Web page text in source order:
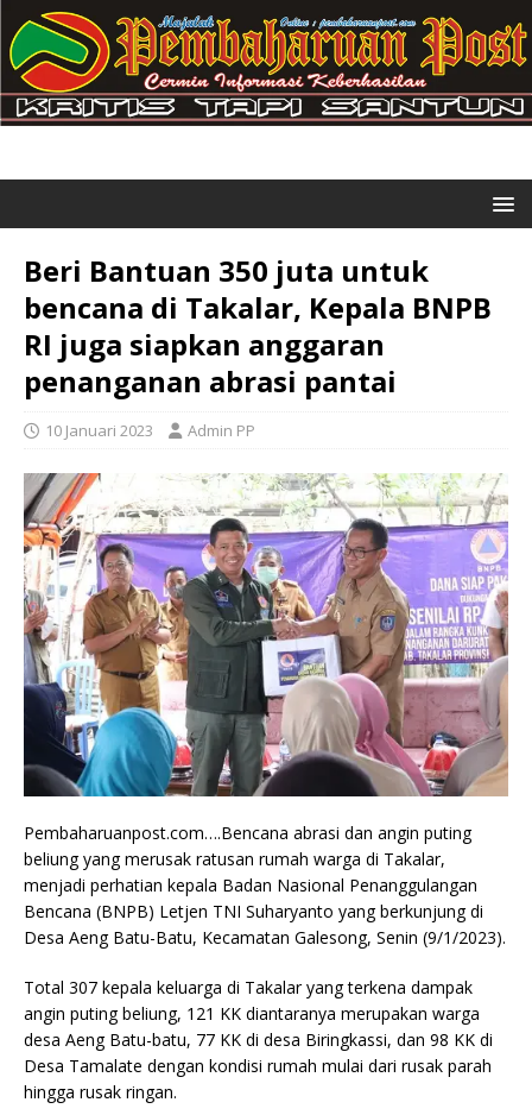
Beri Bantuan 350 juta untuk
bencana di Takalar, Kepala BNPB
RI juga siapkan anggaran
penanganan abrasi pantai
10 Januari 2023 Admin PP
Pembaharuanpost.com….Bencana abrasi dan angin puting
beliung yang merusak ratusan rumah warga di Takalar,
menjadi perhatian kepala Badan Nasional Penanggulangan
Bencana (BNPB) Letjen TNI Suharyanto yang berkunjung di
Desa Aeng Batu-Batu, Kecamatan Galesong, Senin (9/1/2023).
Total 307 kepala keluarga di Takalar yang terkena dampak
angin puting beliung, 121 KK diantaranya merupakan warga
desa Aeng Batu-batu, 77 KK di desa Biringkassi, dan 98 KK di
Desa Tamalate dengan kondisi rumah mulai dari rusak parah
hingga rusak ringan.